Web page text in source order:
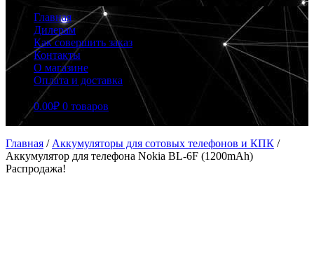
Главная
Дилерам
Как совершить заказ
Контакты
О магазине
Оплата и доставка
0.00₽ 0 товаров
Главная / Аккумуляторы для сотовых телефонов и КПК /
Аккумулятор для телефона Nokia BL-6F (1200mAh)
Распродажа!